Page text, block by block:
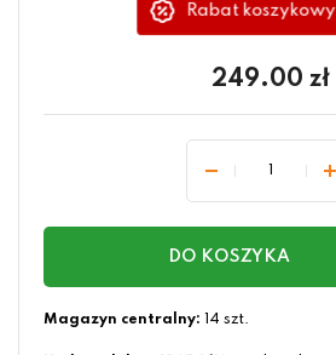
Rabat koszykowy
249.00 zł
DO KOSZYKA
Magazyn centralny: 14 szt.